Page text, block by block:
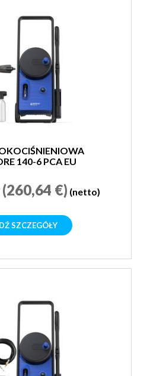
140-6 PCA EU
(260,64 €) (netto)
SZCZEGÓŁY